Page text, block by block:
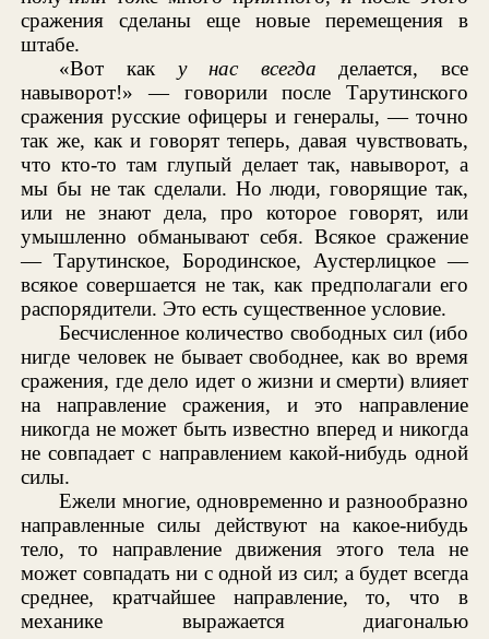
сражения сделаны еще новые перемещения в
штабе.
«Вот как у нас всегда делается, все
навыворот!» — говорили после Тарутинского
сражения русские офицеры и генералы, — точно
так же, как и говорят теперь, давая чувствовать,
что кто-то там глупый делает так, навыворот, а
мы бы не так сделали. Но люди, говорящие так,
или не знают дела, про которое говорят, или
умышленно обманывают себя. Всякое сражение
— Тарутинское, Бородинское, Аустерлицкое —
всякое совершается не так, как предполагали его
распорядители. Это есть существенное условие.
Бесчисленное количество свободных сил (ибо
нигде человек не бывает свободнее, как во время
сражения, где дело идет о жизни и смерти) влияет
на направление сражения, и это направление
никогда не может быть известно вперед и никогда
не совпадает с направлением какой-нибудь одной
силы.
Ежели многие, одновременно и разнообразно
направленные силы действуют на какое-нибудь
тело, то направление движения этого тела не
может совпадать ни с одной из сил; а будет всегда
среднее, кратчайшее направление, то, что в
механике выражается диагональю